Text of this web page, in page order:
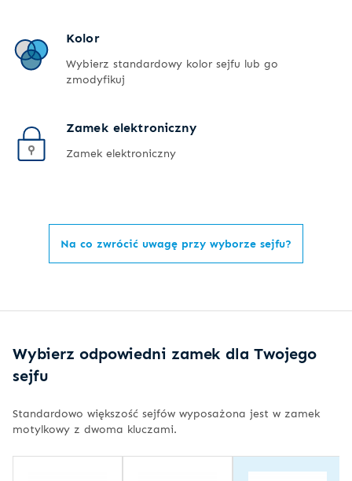
Kolor
Wybierz standardowy kolor sejfu lub go
zmodyfikuj
Zamek elektroniczny
Zamek elektroniczny
Na co zwrócić uwagę przy wyborze sejfu?
Wybierz odpowiedni zamek dla Twojego
sejfu
Standardowo większość sejfów wyposażona jest w zamek
motylkowy z dwoma kluczami.